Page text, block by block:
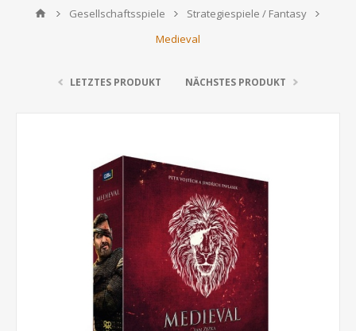
Gesellschaftsspiele
Strategiespiele / Fantasy
Medieval
LETZTES PRODUKT NÄCHSTES PRODUKT